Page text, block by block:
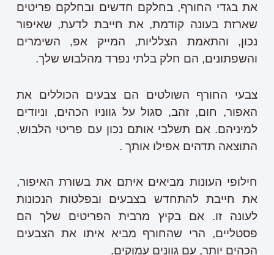
את בגדי החורף, בחלקם חדשים ובחלקם פריטים
שארזת בעונה קודמת, את חייבת לדעת, שאיפור
נכון, והתאמת הצלליות, המייק אפ, השימרים
והשפתונים, הם חלק בלתי נפרד מהלבוש שלך.
צבעי החורף השולטים הם צבעים הכוללים את
האפור, חום, זהב, סגול על גווניו הכהים, וניודים
למיניהם. אם תשלבי אותם נכון עם פריטי הלבוש,
התוצאה תדהים אפילו אותך .
חילופי העונות מביאים איתם את בשורת האיפור,
את חייבת להתחדש בצבעים ובפלטות הנכונות
לעונה זו. אם בקיץ מרבית הפריטים שלך הם
פסטליים, הרי שהחורף מביא איתו את הצבעים
הכהים יותר, עם גוונים עמוקים.